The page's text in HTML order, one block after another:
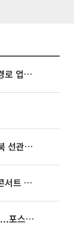
태풍 '돌핀' 오키나와 접근…일본기상청 경로 업데이트
수수색
빅뱅, 20주년 기념 '새 뱅봉' 선보인다⋯콘서트 앞두고 팝업 개최
[증시키워드] 반도체 충격 뚫은 개별 호재...포스코퓨처엠·에코프로·한화솔루션 '눈길'